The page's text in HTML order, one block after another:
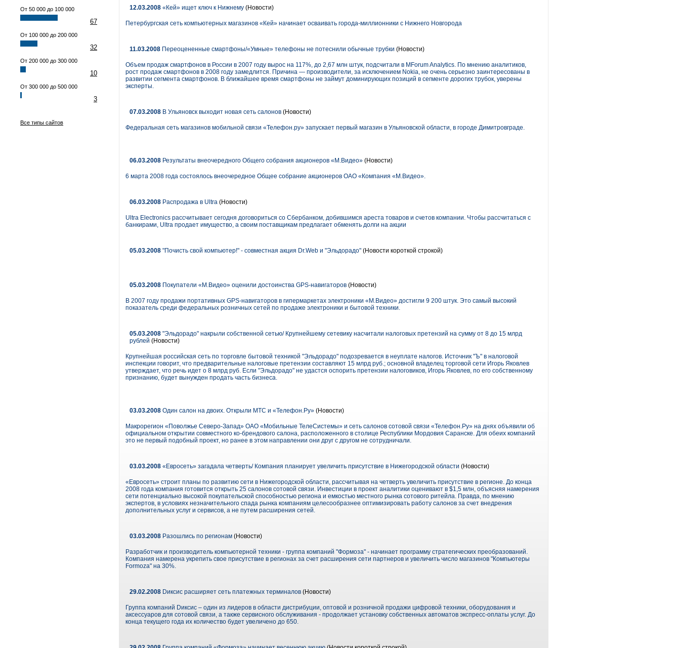
От 50 000 до 100 000
67
От 100 000 до 200 000
32
От 200 000 до 300 000
10
От 300 000 до 500 000
3
Все типы сайтов
12.03.2008 «Кей» ищет ключ к Нижнему (Новости)
Петербургская сеть компьютерных магазинов «Кей» начинает осваивать города-миллионники с Нижнего Новгорода
11.03.2008 Переоцененные смартфоны/«Умные» телефоны не потеснили обычные трубки (Новости)
Объем продаж смартфонов в России в 2007 году вырос на 117%, до 2,67 млн штук, подсчитали в MForum Analytics. По мнению аналитиков,
рост продаж смарт­фонов в 2008 году замедлится. Причина — производители, за исключением Nokia, не очень серьезно заинтересованы в
развитии сегмента смартфонов. В ближайшее время смартфоны не займут доминирующих позиций в сегменте дорогих трубок, уверены
эксперты.
07.03.2008 В Ульяновск выходит новая сеть салонов (Новости)
Федеральная сеть магазинов мобильной связи «Телефон.ру» запускает первый магазин в Ульяновской области, в городе Димитровграде.
06.03.2008 Результаты внеочередного Общего собрания акционеров «М.Видео» (Новости)
6 марта 2008 года состоялось внеочередное Общее собрание акционеров ОАО «Компания «М.Видео».
06.03.2008 Распродажа в Ultra (Новости)
Ultra Electronics рассчитывает сегодня договориться со Сбербанком, добившимся ареста товаров и счетов компании. Чтобы рассчитаться с
банкирами, Ultra продает имущество, а своим поставщикам предлагает обменять долги на акции
05.03.2008 "Почисть свой компьютер!" - совместная акция Dr.Web и "Эльдорадо" (Новости короткой строкой)
05.03.2008 Покупатели «М.Видео» оценили достоинства GPS-навигаторов (Новости)
В 2007 году продажи портативных GPS-навигаторов в гипермаркетах электроники «М.Видео» достигли 9 200 штук. Это самый высокий
показатель среди федеральных розничных сетей по продаже электроники и бытовой техники.
05.03.2008 "Эльдорадо" накрыли собственной сетью/ Крупнейшему сетевику насчитали налоговых претензий на сумму от 8 до 15 млрд
рублей (Новости)
Крупнейшая российская сеть по торговле бытовой техникой "Эльдорадо" подозревается в неуплате налогов. Источник "Ъ" в налоговой
инспекции говорит, что предварительные налоговые претензии составляют 15 млрд руб.; основной владелец торговой сети Игорь Яковлев
утверждает, что речь идет о 8 млрд руб. Если "Эльдорадо" не удастся оспорить претензии налоговиков, Игорь Яковлев, по его собственному
признанию, будет вынужден продать часть бизнеса.
03.03.2008 Один салон на двоих. Открыли МТС и «Телефон.Ру» (Новости)
Макрорегион «Поволжье Северо-Запад» ОАО «Мобильные ТелеСистемы» и сеть салонов сотовой связи «Телефон.Ру» на днях объявили об
официальном открытии совместного ко-брендового салона, расположенного в столице Республики Мордовия Саранске. Для обеих компаний
это не первый подобный проект, но ранее в этом направлении они друг с другом не сотрудничали.
03.03.2008 «Евросеть» загадала четверть/ Компания планирует увеличить присутствие в Нижегородской области (Новости)
«Евросеть» строит планы по развитию сети в Нижегородской области, рассчитывая на четверть увеличить присутствие в регионе. До конца
2008 года компания готовится открыть 25 салонов сотовой связи. Инвестиции в проект аналитики оценивают в $1,5 млн, объясняя намерения
сети потенциально высокой покупательской способностью региона и емкостью местного рынка сотового ритейла. Правда, по мнению
экспертов, в условиях незначительного спада рынка компаниям целесообразнее оптимизировать работу салонов за счет внедрения
дополнительных услуг и сервисов, а не путем расширения сетей.
03.03.2008 Разошлись по регионам (Новости)
Разработчик и производитель компьютерной техники - группа компаний "Формоза" - начинает программу стратегических преобразований.
Компания намерена укрепить свое присутствие в регионах за счет расширения сети партнеров и увеличить число магазинов "Компьютеры
Formoza" на 30%.
29.02.2008 Dиксис расширяет сеть платежных терминалов (Новости)
Группа компаний Dиксис – один из лидеров в области дистрибуции, оптовой и розничной продажи цифровой техники, оборудования и
аксессуаров для сотовой связи, а также сервисного обслуживания - продолжает установку собственных автоматов экспресс-оплаты услуг. До
конца текущего года их количество будет увеличено до 650.